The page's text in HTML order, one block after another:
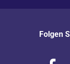
Folgen